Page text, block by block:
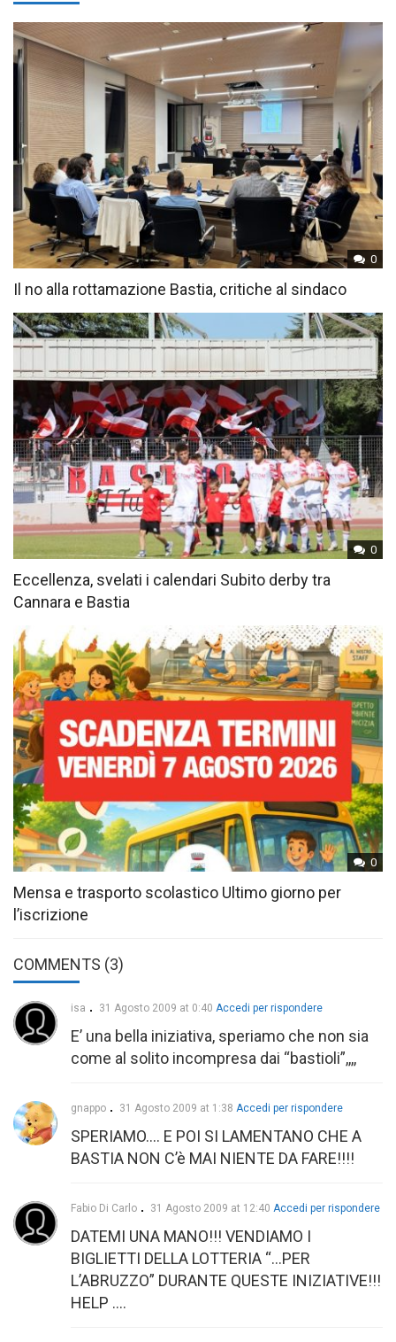
0
Il no alla rottamazione Bastia, critiche al sindaco
0
Eccellenza, svelati i calendari Subito derby tra
Cannara e Bastia
0
Mensa e trasporto scolastico Ultimo giorno per
l’iscrizione
COMMENTS (3)
isa 31 Agosto 2009 at 0:40 Accedi per rispondere
E’ una bella iniziativa, speriamo che non sia
come al solito incompresa dai “bastioli”,,,,
gnappo 31 Agosto 2009 at 1:38 Accedi per rispondere
SPERIAMO…. E POI SI LAMENTANO CHE A
BASTIA NON C’è MAI NIENTE DA FARE!!!!
Fabio Di Carlo 31 Agosto 2009 at 12:40 Accedi per rispondere
DATEMI UNA MANO!!! VENDIAMO I
BIGLIETTI DELLA LOTTERIA “…PER
L’ABRUZZO” DURANTE QUESTE INIZIATIVE!!!
HELP ….